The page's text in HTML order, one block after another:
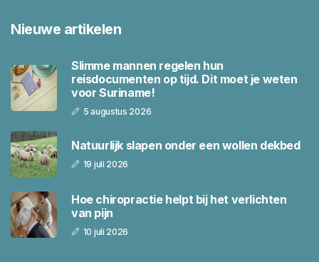
Nieuwe artikelen
Slimme mannen regelen hun
reisdocumenten op tijd. Dit moet je weten
voor Suriname!
5 augustus 2026
Natuurlijk slapen onder een wollen dekbed
19 juli 2026
Hoe chiropractie helpt bij het verlichten
van pijn
10 juli 2026